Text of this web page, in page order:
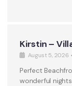
Kirstin –
August 5, 2026 •
Perfect
wonderful